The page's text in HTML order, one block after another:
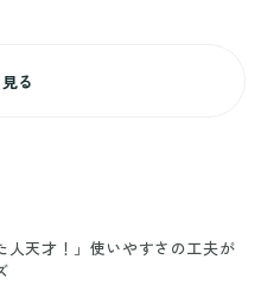
る
人天才！」使いやすさの工夫が